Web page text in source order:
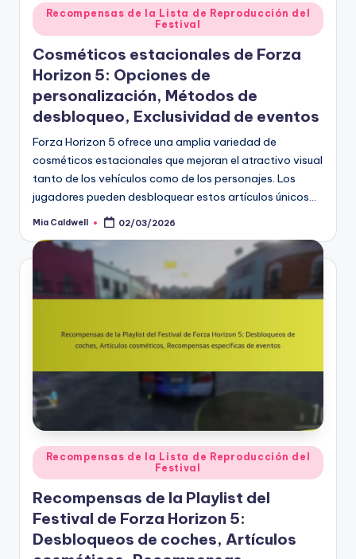
Posted
in
Recompensas de la Lista de Reproducción del
Festival
Cosméticos estacionales de Forza
Horizon 5: Opciones de
personalización, Métodos de
desbloqueo, Exclusividad de eventos
Forza Horizon 5 ofrece una amplia variedad de
cosméticos estacionales que mejoran el atractivo visual
tanto de los vehículos como de los personajes. Los
jugadores pueden desbloquear estos artículos únicos…
Posted
Mia Caldwell 02/03/2026
Posted
in
Recompensas de la Lista de Reproducción del
Festival
Recompensas de la Playlist del
Festival de Forza Horizon 5:
Desbloqueos de coches, Artículos